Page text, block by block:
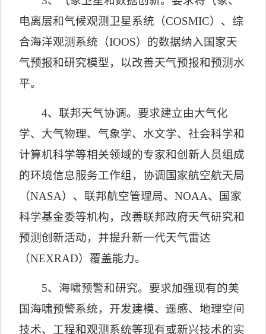
电离层和气候观测卫星系统（COSMIC）、综
合海洋观测系统（IOOS）的数据纳入国家天
气预报和研究模型，以改善天气预报和预测水
平。
4、联邦天气协调。要求建立由大气化
学、大气物理、气象学、水文学、社会科学和
计算机科学等相关领域的专家和创新人员组成
的环境信息服务工作组，协调国家航空航天局
（NASA）、联邦航空管理局、NOAA、国家
科学基金委等机构，改善联邦政府天气研究和
预测创新活动，并提升新一代天气雷达
（NEXRAD）覆盖能力。
5、海啸预警和研究。要求加强现有的美
国海啸预警系统，开发建模、遥感、地理空间
技术、工程和观测系统等现有或新兴技术的实